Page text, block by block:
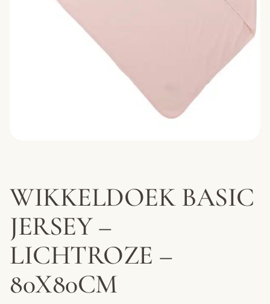
WIKKELDOEK BASIC
JERSEY –
LICHTROZE –
80X80CM